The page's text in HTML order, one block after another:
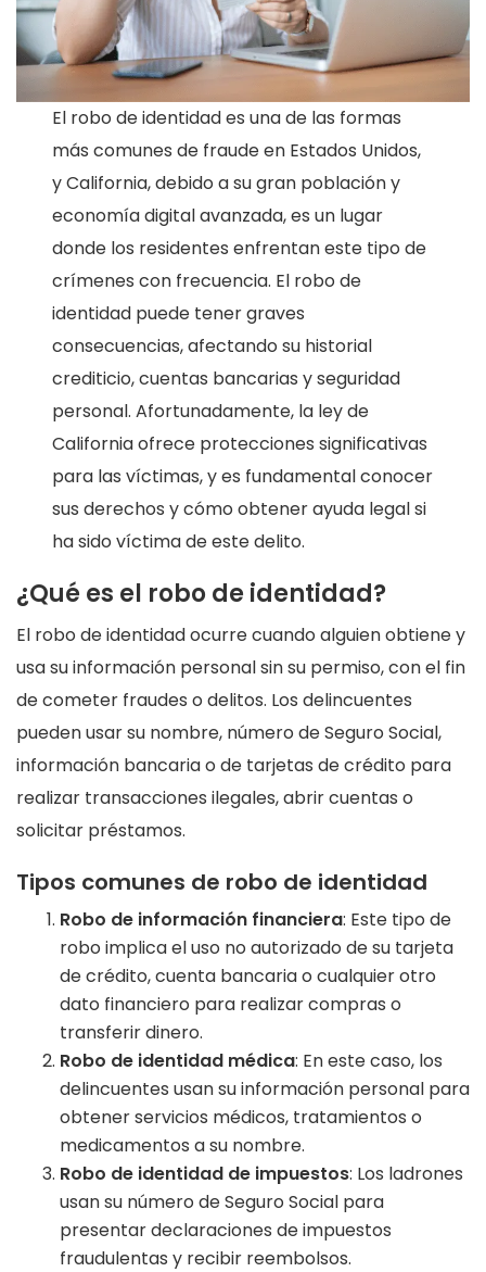
El robo de identidad es una de las formas
más comunes de fraude en Estados Unidos,
y California, debido a su gran población y
economía digital avanzada, es un lugar
donde los residentes enfrentan este tipo de
crímenes con frecuencia. El robo de
identidad puede tener graves
consecuencias, afectando su historial
crediticio, cuentas bancarias y seguridad
personal. Afortunadamente, la ley de
California ofrece protecciones significativas
para las víctimas, y es fundamental conocer
sus derechos y cómo obtener ayuda legal si
ha sido víctima de este delito.
¿Qué es el robo de identidad?
El robo de identidad ocurre cuando alguien obtiene y
usa su información personal sin su permiso, con el fin
de cometer fraudes o delitos. Los delincuentes
pueden usar su nombre, número de Seguro Social,
información bancaria o de tarjetas de crédito para
realizar transacciones ilegales, abrir cuentas o
solicitar préstamos.
Tipos comunes de robo de identidad
Robo de información financiera: Este tipo de
robo implica el uso no autorizado de su tarjeta
de crédito, cuenta bancaria o cualquier otro
dato financiero para realizar compras o
transferir dinero.
Robo de identidad médica: En este caso, los
delincuentes usan su información personal para
obtener servicios médicos, tratamientos o
medicamentos a su nombre.
Robo de identidad de impuestos: Los ladrones
usan su número de Seguro Social para
presentar declaraciones de impuestos
fraudulentas y recibir reembolsos.